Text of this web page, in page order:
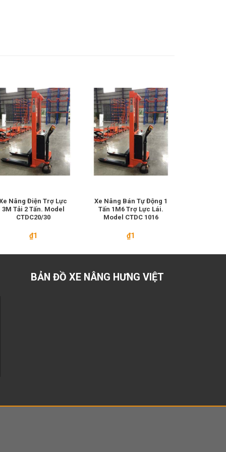
Nâng Điện Trợ Lực
3M Tải 2 Tấn. Model
CTDC20/30
₫1
Xe Nâng Bán Tự Động 1
Tấn 1M6 Trợ Lực Lái.
Model CTDC 1016
₫1
BẢN ĐỒ XE NÂNG HƯNG VIỆT